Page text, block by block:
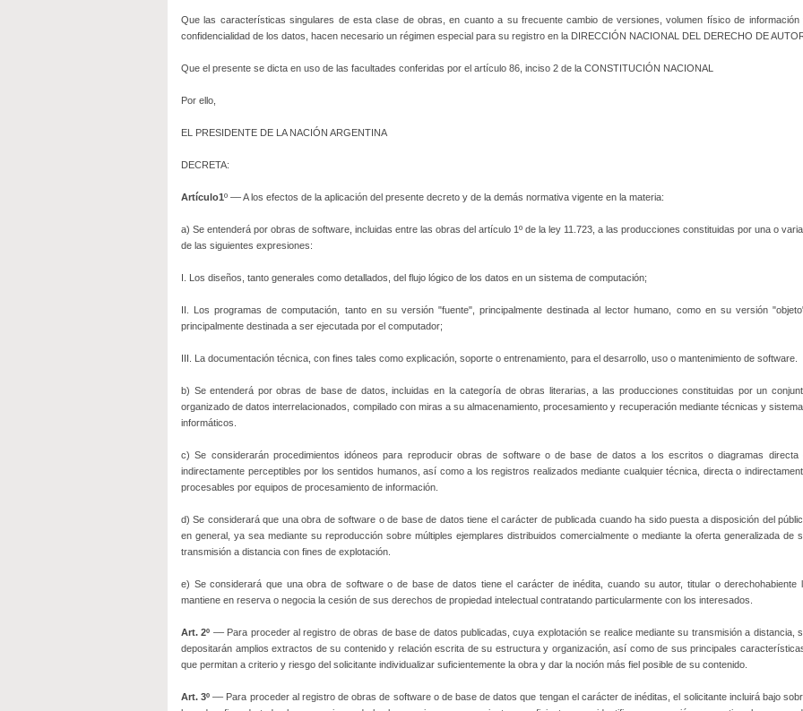
Que las características singulares de esta clase de obras, en cuanto a su frecuente cambio de versiones, volumen físico de información
confidencialidad de los datos, hacen necesario un régimen especial para su registro en la DIRECCIÓN NACIONAL DEL DERECHO DE
Que el presente se dicta en uso de las facultades conferidas por el artículo 86, inciso 2 de la CONSTITUCIÓN NACIONAL
Por ello,
EL PRESIDENTE DE LA NACIÓN ARGENTINA
DECRETA:
Artículo1º –– A los efectos de la aplicación del presente decreto y de la demás normativa vigente en la materia:
a) Se entenderá por obras de software, incluidas entre las obras del artículo 1º de la ley 11.723, a las producciones constituidas por una o
de las siguientes expresiones:
I. Los diseños, tanto generales como detallados, del flujo lógico de los datos en un sistema de computación;
II. Los programas de computación, tanto en su versión "fuente", principalmente destinada al lector humano, como en su versión
principalmente destinada a ser ejecutada por el computador;
III. La documentación técnica, con fines tales como explicación, soporte o entrenamiento, para el desarrollo, uso o mantenimiento de software.
b) Se entenderá por obras de base de datos, incluidas en la categoría de obras literarias, a las producciones constituidas por un
organizado de datos interrelacionados, compilado con miras a su almacenamiento, procesamiento y recuperación mediante técnicas y
informáticos.
c) Se considerarán procedimientos idóneos para reproducir obras de software o de base de datos a los escritos o diagramas directa
indirectamente perceptibles por los sentidos humanos, así como a los registros realizados mediante cualquier técnica, directa o
procesables por equipos de procesamiento de información.
d) Se considerará que una obra de software o de base de datos tiene el carácter de publicada cuando ha sido puesta a disposición del
en general, ya sea mediante su reproducción sobre múltiples ejemplares distribuidos comercialmente o mediante la oferta generalizada de
transmisión a distancia con fines de explotación.
e) Se considerará que una obra de software o de base de datos tiene el carácter de inédita, cuando su autor, titular o derechohabiente
mantiene en reserva o negocia la cesión de sus derechos de propiedad intelectual contratando particularmente con los interesados.
Art. 2º –– Para proceder al registro de obras de base de datos publicadas, cuya explotación se realice mediante su transmisión a distancia,
depositarán amplios extractos de su contenido y relación escrita de su estructura y organización, así como de sus principales
que permitan a criterio y riesgo del solicitante individualizar suficientemente la obra y dar la noción más fiel posible de su contenido.
Art. 3º –– Para proceder al registro de obras de software o de base de datos que tengan el carácter de inéditas, el solicitante incluirá bajo